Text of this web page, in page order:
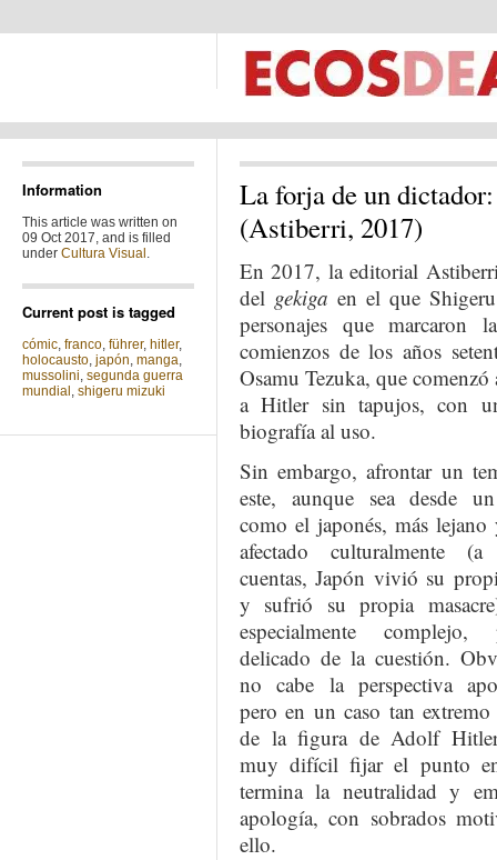
Information
This article was written on
09 Oct 2017, and is filled
under Cultura Visual .
Current post is tagged
cómic, franco, führer, hitler,
holocausto, japón, manga,
mussolini, segunda guerra
mundial , shigeru mizuki
La forja de un
(Astiberri, 2017)
En 2017, la editorial
del gekiga en el que
personajes que
comienzos de los años
Osamu Tezuka, que
a Hitler sin tapujos, con
biografía al uso.
Sin embargo, afrontar un
este, aunque sea desde
como el japonés, más lejano
afectado culturalmente
cuentas, Japón vivió su
y sufrió su propia
especialmente
delicado de la cuestión.
no cabe la perspectiva
pero en un caso tan
de la figura de Adolf
muy difícil fijar el punto
termina la neutralidad y
apología, con sobrados
ello.